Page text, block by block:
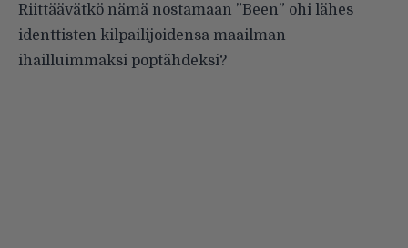
Riittäävätkö nämä nostamaan ”Been” ohi lähes
identtisten kilpailijoidensa maailman
ihailluimmaksi poptähdeksi?